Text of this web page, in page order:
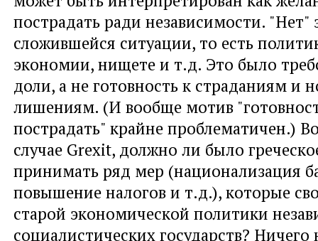
пострадать ради независимости. "Нет"
сложившейся ситуации, то есть
экономии, нищете и т.д. Это было
доли, а не готовность к страданиям и
лишениям. (И вообще мотив
пострадать" крайне проблематичен.)
случае Grexit, должно ли было
принимать ряд мер (национализация
повышение налогов и т.д.), которые
старой экономической политики
социалистических государств?